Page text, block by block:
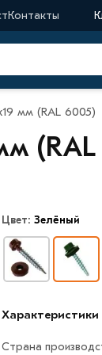
Контакты
мм (RAL 6005)
Цвет: Зелёный
Характеристики
Страна